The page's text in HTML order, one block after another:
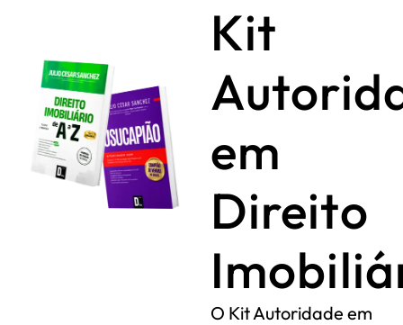
Kit
em
Direito
O Kit Autoridade em